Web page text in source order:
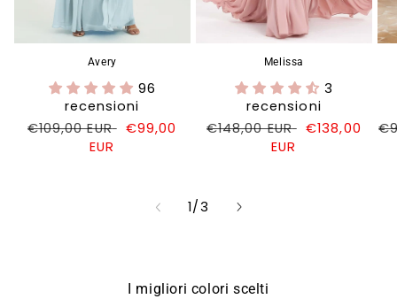
Avery
96
recensioni
Prezzo
€109,00 EUR
Prezzo
€99,00
EUR
Melissa
3
recensioni
Prezzo
€148,00 EUR
Prezzo
€138,00
EUR
1/
su3
I migliori colori scelti